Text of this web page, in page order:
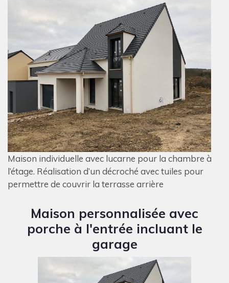
Maison individuelle avec lucarne pour la chambre à
l’étage. Réalisation d’un décroché avec tuiles pour
permettre de couvrir la terrasse arrière
Maison personnalisée avec
porche à l'entrée incluant le
garage